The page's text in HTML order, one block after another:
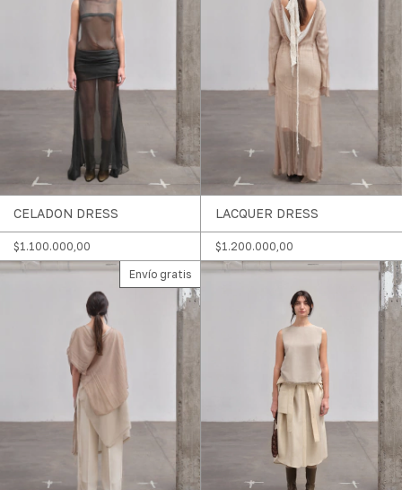
CELADON DRESS
$1.100.000,00
LACQUER DRESS
$1.200.000,00
Envío gratis